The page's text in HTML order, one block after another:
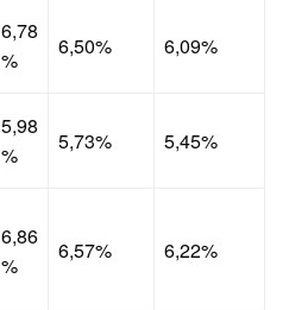
6,78
%
6,50% 6,09%
5,98
%
5,73% 5,45%
6,86
%
6,57% 6,22%